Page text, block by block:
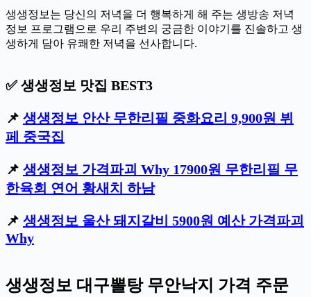
생생정보는 당신의 저녁을 더 행복하게 해 주는 생방송 저녁
정보 프로그램으로 우리 주변의 궁금한 이야기를 진솔하고 생
생하게 담아 유쾌한 저녁을 선사합니다.
✅ 생생정보 맛집 BEST3
📌 생생정보 안산 무한리필 중화요리 9,900원 뷔
페 중국집
📌 생생정보 가격파괴 Why 17900원 무한리필 무
한육회 연어 황새치 하남
📌 생생정보 울산 돼지갈비 5900원 예산 가격파괴
Why
생생정보 대구뽈탕 무안낙지 가격 주문